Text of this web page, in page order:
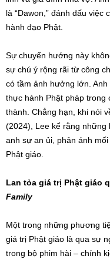
là “Dawon,” đánh dấu
hành đạo Phật.
Sự chuyển hướng này
sự chú ý rộng rãi từ công
có tầm ảnh hưởng lớn.
thực hành Phật pháp trong
thành. Chẳng hạn, khi nói
(2024), Lee kể rằng những
anh sự an ủi, phản ánh
Phật giáo.
Lan tỏa giá trị Phật giáo
Family
Một trong những phương
giá trị Phật giáo là qua sự
trong bộ phim hài – chính